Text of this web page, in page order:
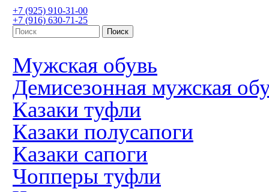
+7 (925) 910-31-00
+7 (916) 630-71-25
Мужская обувь
Демисезонная мужская
Казаки туфли
Казаки полусапоги
Казаки сапоги
Чопперы туфли